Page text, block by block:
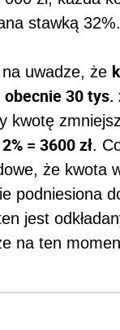
stawką 32%.
uwadze, że
30 tys.
kwotę
= 3600 zł.
że kwota
podniesiona
jest
na ten